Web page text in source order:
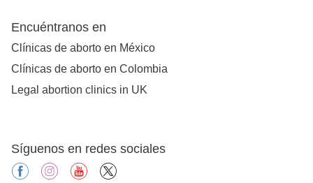
Encuéntranos en
Clínicas de aborto en México
Clínicas de aborto en Colombia
Legal abortion clinics in UK
Síguenos en redes sociales
facebookinstagramyoutube